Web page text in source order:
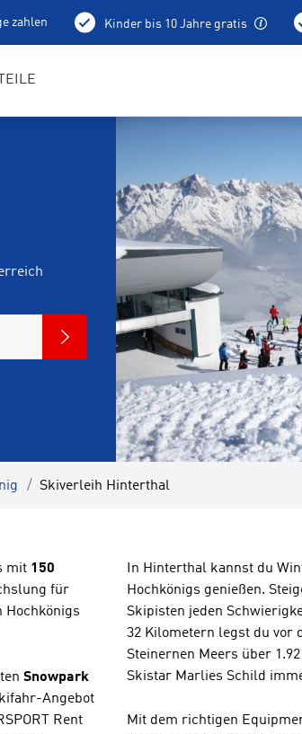
zahlen Kinder bis 10 Jahre gratis
Skiverleih Hinterthal
mit 150
für
Hochkönigs
Snowpark
Angebot
Rent
In Hinterthal kannst du
Hochkönigs genießen.
Skipisten jeden
32 Kilometern legst du vor
Steinernen Meers über
Skistar Marlies Schild
Mit dem richtigen